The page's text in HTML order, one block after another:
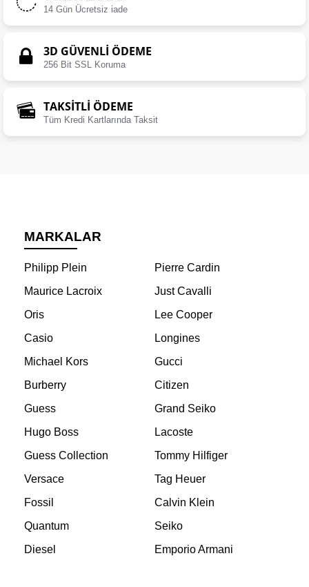
14 Gün Ücretsiz iade
3D GÜVENLİ ÖDEME
256 Bit SSL Koruma
TAKSİTLİ ÖDEME
Tüm Kredi Kartlarında Taksit
MARKALAR
Philipp Plein
Pierre Cardin
Maurice Lacroix
Just Cavalli
Oris
Lee Cooper
Casio
Longines
Michael Kors
Gucci
Burberry
Citizen
Guess
Grand Seiko
Hugo Boss
Lacoste
Guess Collection
Tommy Hilfiger
Versace
Tag Heuer
Fossil
Calvin Klein
Quantum
Seiko
Diesel
Emporio Armani